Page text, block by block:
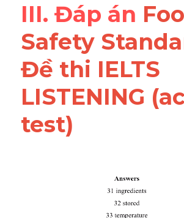
III. Đáp án
Safety
Đề thi IELTS
LISTENING
test)